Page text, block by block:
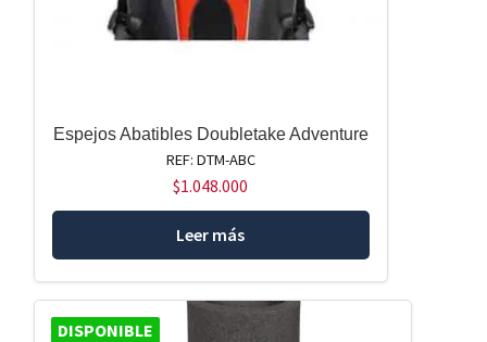
Espejos Abatibles Doubletake Adventure
REF: DTM-ABC
$1.048.000
Leer más
DISPONIBLE